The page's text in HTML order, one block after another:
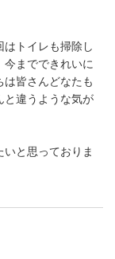
トイレも掃除し
までできれいに
皆さんどなたも
と違うような気が
と思っておりま